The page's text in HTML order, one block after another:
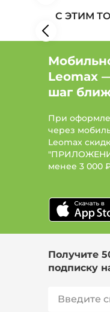
С ЭТИМ
Leomax
шаг
При
через
Leomax
менее 3 000
Получите
подписку